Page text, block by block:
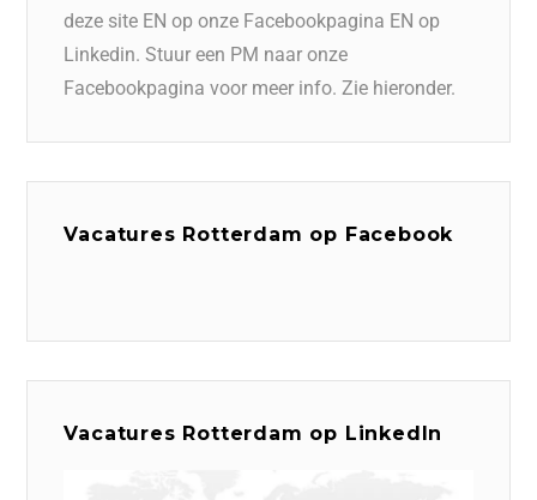
deze site EN op onze Facebookpagina EN op
Linkedin. Stuur een PM naar onze
Facebookpagina voor meer info. Zie hieronder.
Vacatures Rotterdam op Facebook
Vacatures Rotterdam op LinkedIn